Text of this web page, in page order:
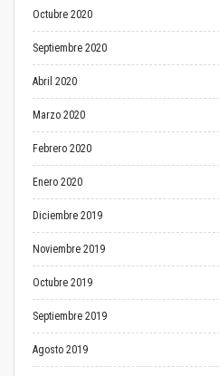
Octubre 2020
Septiembre 2020
Abril 2020
Marzo 2020
Febrero 2020
Enero 2020
Diciembre 2019
Noviembre 2019
Octubre 2019
Septiembre 2019
Agosto 2019